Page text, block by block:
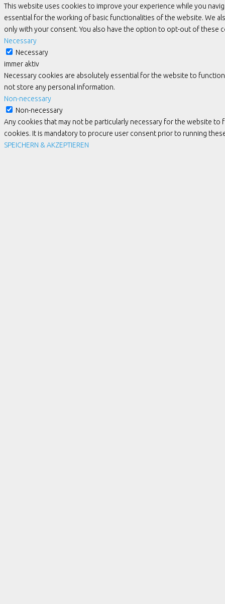
This website uses cookies to improve your experience while you
essential for the working of basic functionalities of the website. We
only with your consent. You also have the option to opt-out of these
Necessary
Necessary
immer aktiv
Necessary cookies are absolutely essential for the website to
not store any personal information.
Non-necessary
Non-necessary
Any cookies that may not be particularly necessary for the website
cookies. It is mandatory to procure user consent prior to running
SPEICHERN & AKZEPTIEREN